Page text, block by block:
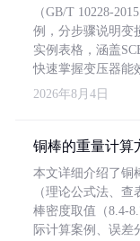
（GB/T 10228-
例，分步骤说明变
实例表格，涵盖
快速掌握变压器能
2026年8月4日
铜棒的重量计算
本文详细介绍了铜
（理论公式法、
棒密度取值（8.4-
际计算案例、误差